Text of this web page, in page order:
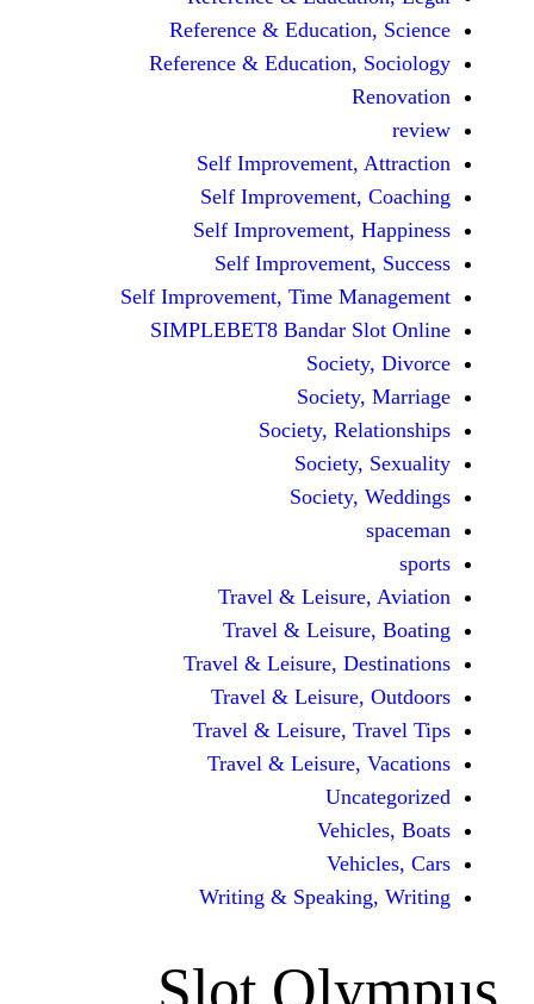
Reference &
Reference &
Self
Self
Self
Self
Self Improvement, Time
SIMPLEBET8 Bandar
Society,
Travel &
Travel &
Travel & Leisure,
Travel &
Travel & Leisure,
Travel &
Writing &
Slot